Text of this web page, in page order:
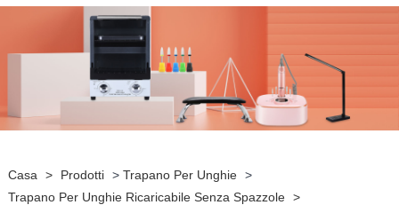
Casa > Prodotti > Trapano Per Unghie >
Trapano Per Unghie Ricaricabile Senza Spazzole >